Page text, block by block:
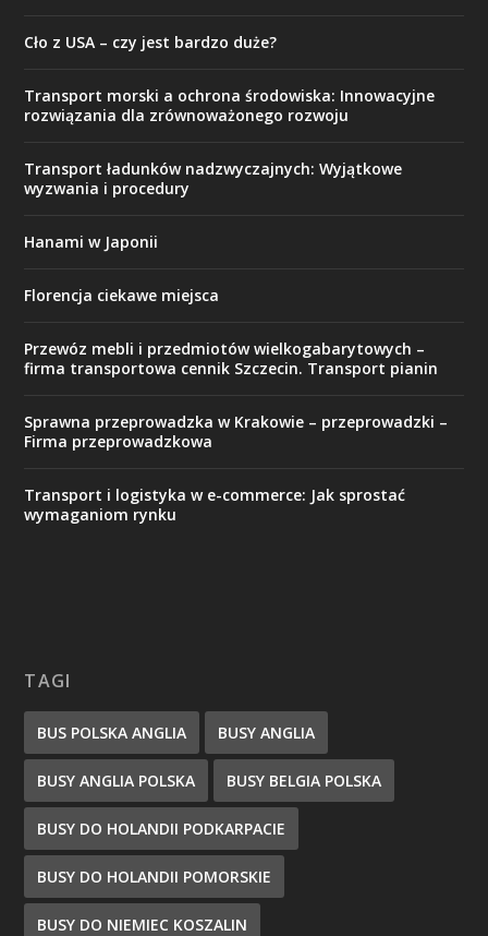
Cło z USA – czy jest bardzo duże?
Transport morski a ochrona środowiska: Innowacyjne
rozwiązania dla zrównoważonego rozwoju
Transport ładunków nadzwyczajnych: Wyjątkowe
wyzwania i procedury
Hanami w Japonii
Florencja ciekawe miejsca
Przewóz mebli i przedmiotów wielkogabarytowych –
firma transportowa cennik Szczecin. Transport pianin
Sprawna przeprowadzka w Krakowie – przeprowadzki –
Firma przeprowadzkowa
Transport i logistyka w e-commerce: Jak sprostać
wymaganiom rynku
TAGI
BUS POLSKA ANGLIA BUSY ANGLIA
BUSY ANGLIA POLSKA BUSY BELGIA POLSKA
BUSY DO HOLANDII PODKARPACIE
BUSY DO HOLANDII POMORSKIE
BUSY DO NIEMIEC KOSZALIN